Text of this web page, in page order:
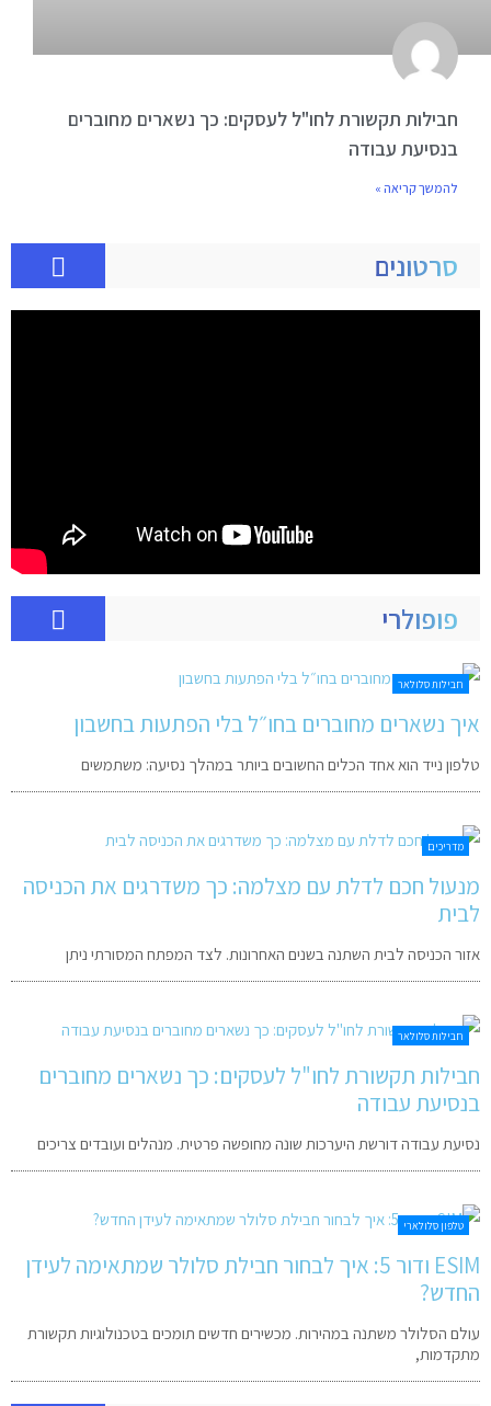
חבילות תקשורת לחו"ל לעסקים: כך נשארים מחוברים
בנסיעת עבודה
להמשך קריאה »
סרטונים
פופולרי
חבילות סלולאר
איך נשארים מחוברים בחו״ל בלי הפתעות בחשבון
טלפון נייד הוא אחד הכלים החשובים ביותר במהלך נסיעה: משתמשים
מדריכים
מנעול חכם לדלת עם מצלמה: כך משדרגים את הכניסה
לבית
אזור הכניסה לבית השתנה בשנים האחרונות. לצד המפתח המסורתי ניתן
חבילות סלולאר
חבילות תקשורת לחו"ל לעסקים: כך נשארים מחוברים
בנסיעת עבודה
נסיעת עבודה דורשת היערכות שונה מחופשה פרטית. מנהלים ועובדים צריכים
טלפון סלולארי
ESIM ודור 5: איך לבחור חבילת סלולר שמתאימה לעידן
החדש?
עולם הסלולר משתנה במהירות. מכשירים חדשים תומכים בטכנולוגיות תקשורת
מתקדמות,